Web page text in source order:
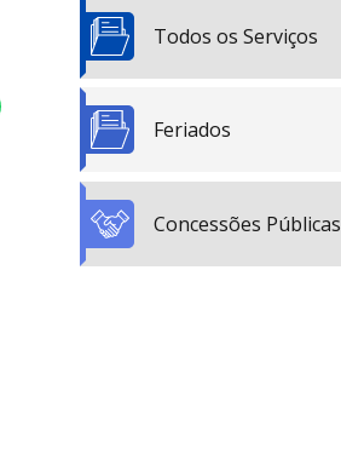
Todos os Serviços
Feriados
Concessões Públicas